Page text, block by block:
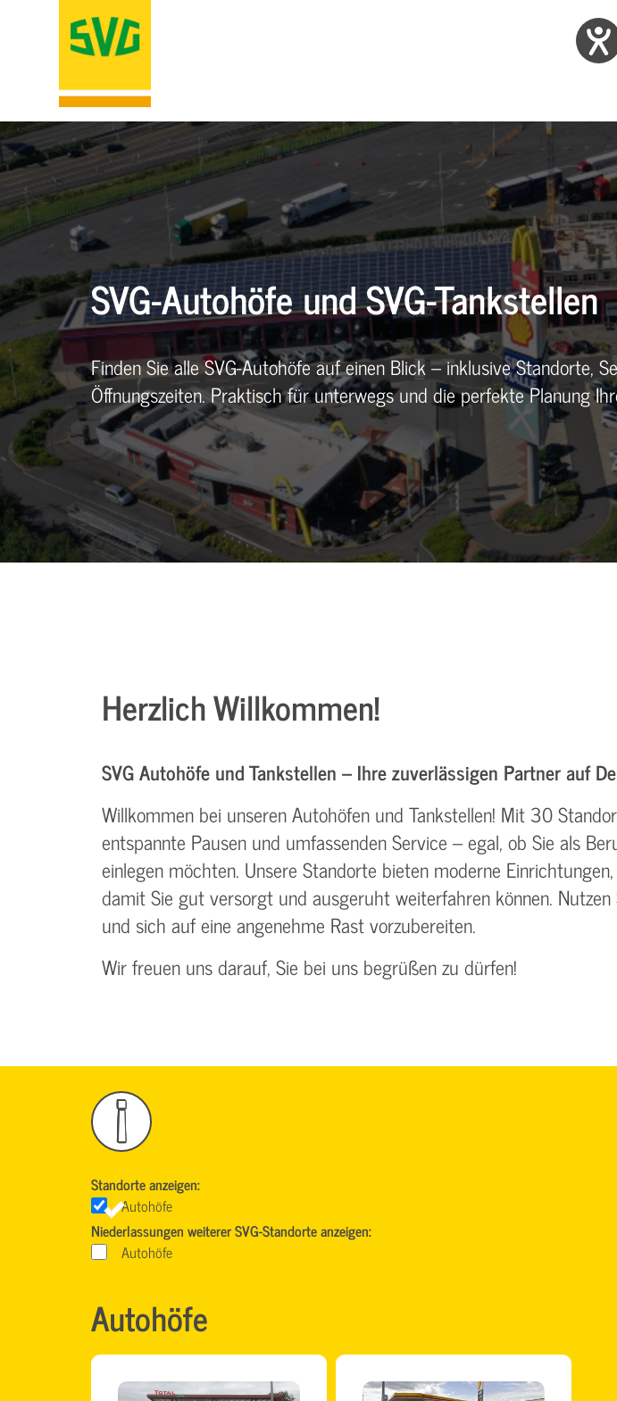
SVG-Autohöfe und SVG-Tankstellen
Finden Sie alle SVG-Autohöfe auf einen Blick – inklusive Standorte,
Öffnungszeiten. Praktisch für unterwegs und die perfekte Planung
Herzlich Willkommen!
SVG Autohöfe und Tankstellen – Ihre zuverlässigen Partner auf
Willkommen bei unseren Autohöfen und Tankstellen! Mit 30
entspannte Pausen und umfassenden Service – egal, ob Sie als
einlegen möchten. Unsere Standorte bieten moderne
damit Sie gut versorgt und ausgeruht weiterfahren können.
und sich auf eine angenehme Rast vorzubereiten.
Wir freuen uns darauf, Sie bei uns begrüßen zu dürfen!
!
Standorte anzeigen:
Autohöfe
Niederlassungen weiterer SVG-Standorte anzeigen:
Autohöfe
Autohöfe